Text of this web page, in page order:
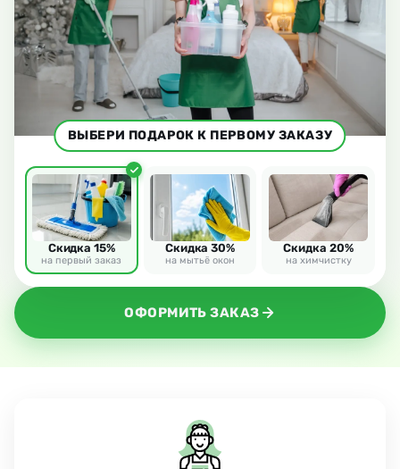
ОФОРМИТЬ ЗАКАЗ
ВЫБЕРИ ПОДАРОК К ПЕРВОМУ ЗАКАЗУ
Скидка 15%
на первый заказ
Скидка 30%
на мытьё окон
Скидка 20%
на химчистку